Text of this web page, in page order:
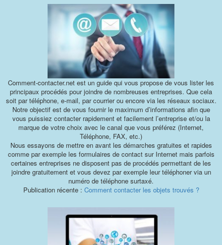
Comment-contacter.net est un guide qui vous propose de vous lister les
principaux procédés pour joindre de nombreuses entreprises. Que cela
soit par téléphone, e-mail, par courrier ou encore via les réseaux sociaux.
Notre objectif est de vous fournir le maximum d’informations afin que
vous puissiez contacter rapidement et facilement l’entreprise et/ou la
marque de votre choix avec le canal que vous préférez (Internet,
Téléphone, FAX, etc.)
Nous essayons de mettre en avant les démarches gratuites et rapides
comme par exemple les formulaires de contact sur Internet mais parfois
certaines entreprises ne disposent pas de procédés permettant de les
joindre gratuitement et vous devez par exemple leur téléphoner via un
numéro de téléphone surtaxé.
Publication récente : Comment contacter les objets trouvés ?